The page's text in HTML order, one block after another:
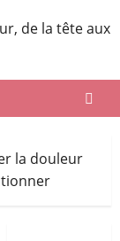
la douleur